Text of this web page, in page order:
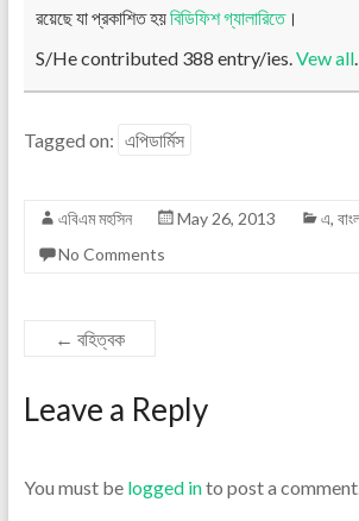
রয়েছে যা প্রকাশিত হয়বিডিফিশ গ্যালারিতে।
S/He contributed 388 entry/ies.Vew all.
Tagged on: এপিডার্মিস
এবিএম মহসিন May 26, 2013 এ,
No Comments
← বহিত্বক
Leave a Reply
You must be logged into post a